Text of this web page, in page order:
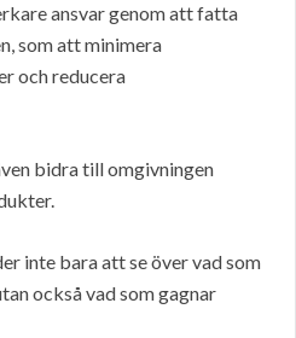
ansvar genom att fatta
som att minimera
och reducera
bidra till omgivningen
inte bara att se över vad som
också vad som gagnar